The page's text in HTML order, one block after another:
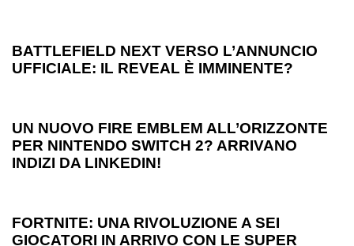
BATTLEFIELD NEXT VERSO L’ANNUNCIO
UFFICIALE: IL REVEAL È IMMINENTE?
UN NUOVO FIRE EMBLEM ALL’ORIZZONTE
PER NINTENDO SWITCH 2? ARRIVANO
INDIZI DA LINKEDIN!
FORTNITE: UNA RIVOLUZIONE A SEI
GIOCATORI IN ARRIVO CON LE SUPER